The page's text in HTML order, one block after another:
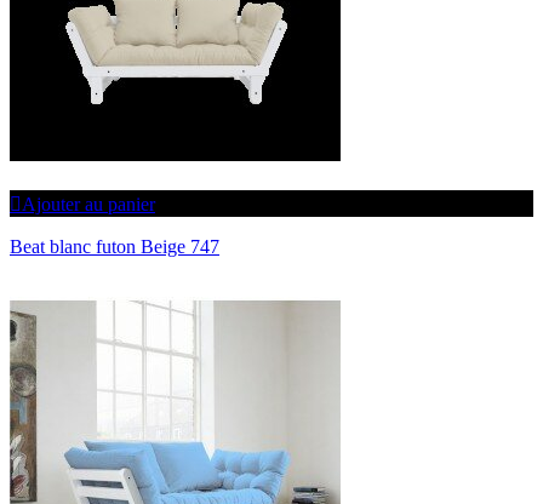
Ajouter au panier
Beat blanc futon Beige 747